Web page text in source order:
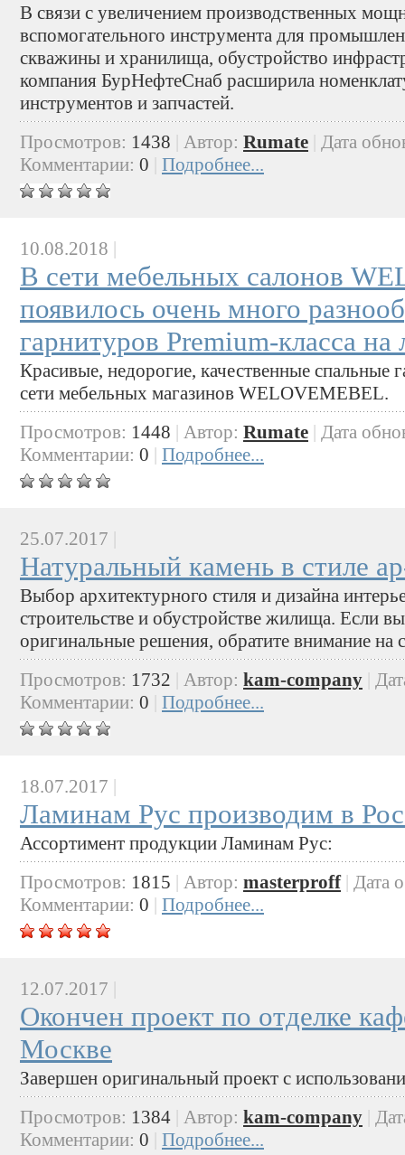
В связи с увеличением производственных
вспомогательного инструмента для
скважины и хранилища, обустройство
компания БурНефтеСнаб расширила
инструментов и запчастей.
Просмотров: 1438 Автор: Rumate
Дата
Комментарии: 0 Подробнее...
10.08.2018 |
В сети мебельных салонов
появилось очень много
гарнитуров Premium-класса
Красивые, недорогие, качественные
сети мебельных магазинов WELOVEMEBEL.
Просмотров: 1448 | Автор: Rumate | Дата
Комментарии: 0 | Подробнее...
25.07.2017
Натуральный камень в стиле
Выбор архитектурного стиля и дизайна
строительстве и обустройстве жилища. Если
оригинальные решения, обратите внимание на
Просмотров: 1732 Автор: kam-company
Комментарии: 0 Подробнее...
18.07.2017 |
Ламинам Рус производим в
Ассортимент продукции Ламинам Рус:
Просмотров: 1815 | Автор: masterproff| Дата
Комментарии: 0 | Подробнее...
12.07.2017
Окончен проект по отделке
Москве
Завершен оригинальный проект с
Просмотров: 1384 Автор: kam-company
Комментарии: 0 Подробнее...